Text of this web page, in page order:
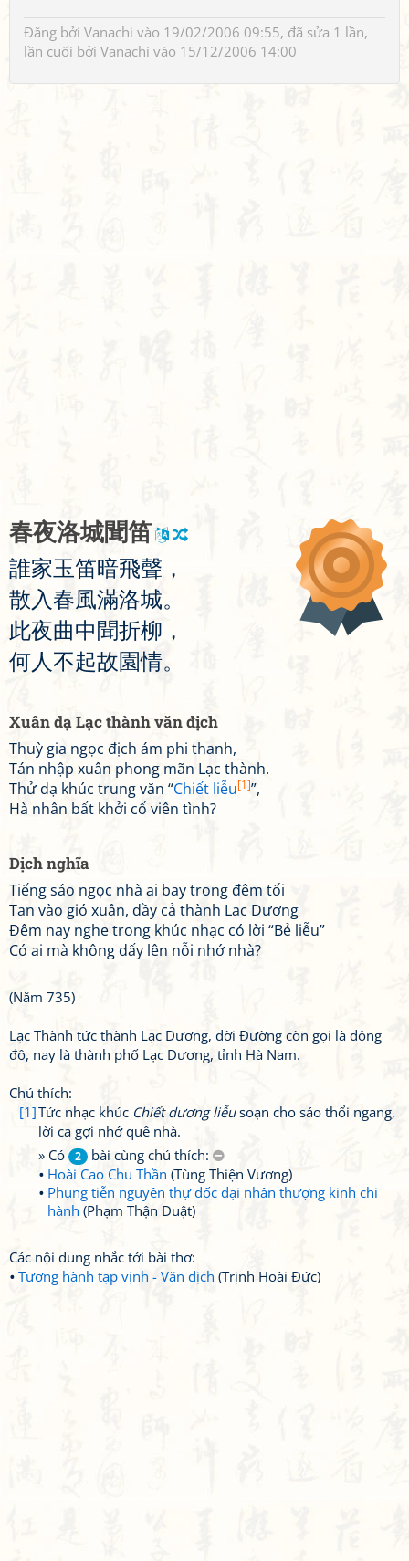
Đăng bởi Vanachi vào 19/02/2006 09:55, đã sửa 1 lần,
lần cuối bởi Vanachi vào 15/12/2006 14:00
春夜洛城聞笛
誰家玉笛暗飛聲 ，
散入春風滿洛城。
此夜曲中聞折柳 ，
何人不起故園情。
Xuân dạ Lạc thành văn địch
Thuỳ gia ngọc địch ám phi thanh,
Tán nhập xuân phong mãn Lạc thành.
Thử dạ khúc trung văn “Chiết liễu[1]”,
Hà nhân bất khởi cố viên tình?
Dịch nghĩa
Tiếng sáo ngọc nhà ai bay trong đêm tối
Tan vào gió xuân, đầy cả thành Lạc Dương
Đêm nay nghe trong khúc nhạc có lời “Bẻ liễu”
Có ai mà không dấy lên nỗi nhớ nhà?
(Năm 735)
Lạc Thành tức thành Lạc Dương, đời Đường còn gọi là đông
đô, nay là thành phố Lạc Dương, tỉnh Hà Nam.
Chú thích:
[1]Tức nhạc khúc Chiết dương liễusoạn cho sáo thổi ngang,
lời ca gợi nhớ quê nhà.
» Có
2
bài cùng chú thích:
Hoài Cao Chu Thần (Tùng Thiện Vương)
Phụng tiễn nguyên thự đốc đại nhân thượng kinh chi
hành (Phạm Thận Duật)
Các nội dung nhắc tới bài thơ:
Tương hành tạp vịnh - Văn địch (Trịnh Hoài Đức)